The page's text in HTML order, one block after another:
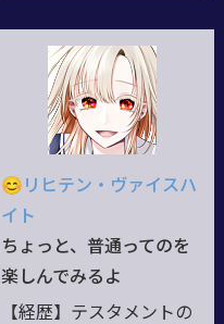
に走る(原因判明)◆ぼん
やりしている間の記憶が
よく飛ぶ◆人見知りを発
症する事があり、その時
はメッセージボードで会
話する(割りとすぐに慣れ
る)
😊リヒテン・ヴァイスハ
イト
ちょっと、普通ってのを
楽しんでみるよ
【経歴】テスタメントの